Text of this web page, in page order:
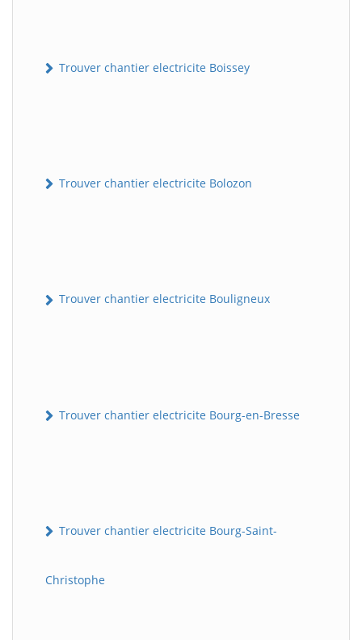
Trouver chantier electricite Boissey
Trouver chantier electricite Bolozon
Trouver chantier electricite Bouligneux
Trouver chantier electricite Bourg-en-Bresse
Trouver chantier electricite Bourg-Saint-
Christophe